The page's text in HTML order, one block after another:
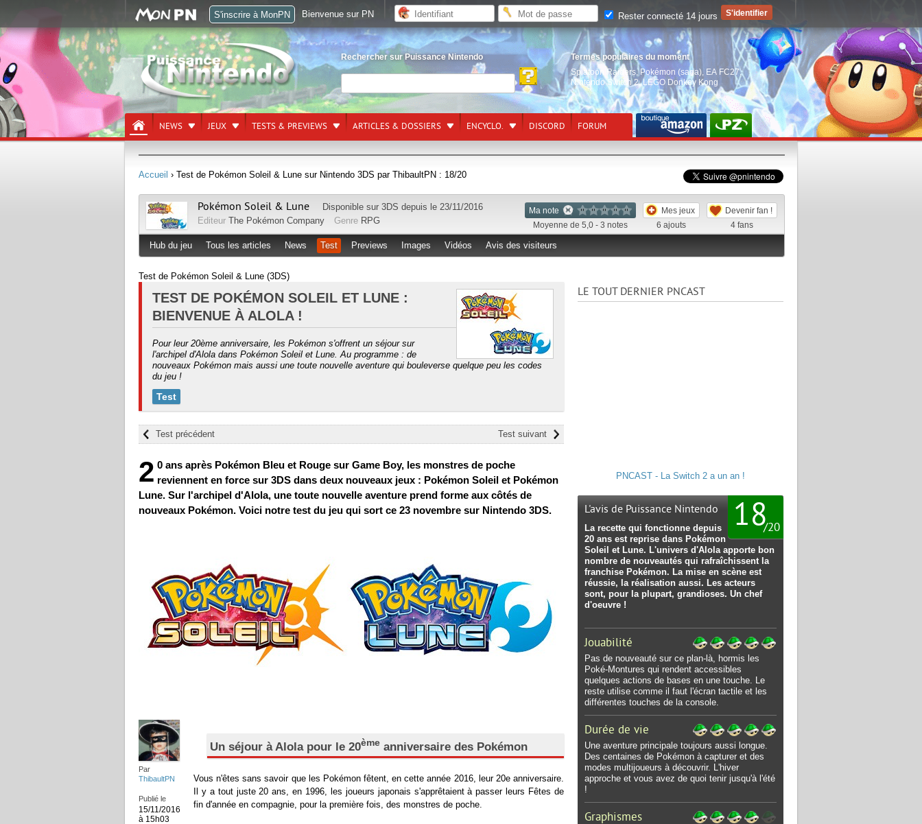
Rechercher sur Puissance Nintendo
Termes populaires du moment
Splatoon Raiders, Pokémon (saga) EA FC27,
Nintendo Switch 2,LEGO Donkey Kong
NEWS JEUX TESTS & PREVIEWS ARTICLES & DOSSIERS ENCYCLO. DISCORD FORUM
Accueil › Test de Pokémon Soleil & Lune sur Nintendo 3DS par ThibaultPN : 18/20
Ma note
Moyenne de 5,0 - 3 notes
Mes jeux
6 ajouts
Devenir fan !
4 fans
Pokémon Soleil & Lune Disponible sur 3DS depuis le 23/11/2016
Editeur The Pokémon Company Genre RPG
Hub du jeu Tous les articles News Test Previews Images Vidéos Avis des visiteurs
Test de Pokémon Soleil & Lune (3DS)
TEST DE POKÉMON SOLEIL ET LUNE :
BIENVENUE À ALOLA !
Pour leur 20ème anniversaire, les Pokémon s'offrent un séjour sur
l'archipel d'Alola dans Pokémon Soleil et Lune. Au programme : de
nouveaux Pokémon mais aussi une toute nouvelle aventure qui bouleverse quelque peu les codes
du jeu !
Test
Test suivant
Test précédent
2 0 ans après Pokémon Bleu et Rouge sur Game Boy, les monstres de poche
reviennent en force sur 3DS dans deux nouveaux jeux : Pokémon Soleil et Pokémon
Lune. Sur l'archipel d'Alola, une toute nouvelle aventure prend forme aux côtés de
nouveaux Pokémon. Voici notre test du jeu qui sort ce 23 novembre sur Nintendo 3DS.
Par
ThibaultPN
Publié le
15/11/2016
à 15h03
Un séjour à Alola pour le 20ème anniversaire des Pokémon
Vous n'êtes sans savoir que les Pokémon fêtent, en cette année 2016, leur 20e anniversaire.
Il y a tout juste 20 ans, en 1996, les joueurs japonais s'apprêtaient à passer leurs Fêtes de
fin d'année en compagnie, pour la première fois, des monstres de poche.
LE TOUT DERNIER PNCAST
PNCAST - La Switch 2 a un an !
18
/20
L'avis de Puissance Nintendo
La recette qui fonctionne depuis
20 ans est reprise dans Pokémon
Soleil et Lune. L'univers d'Alola apporte bon
nombre de nouveautés qui rafraîchissent la
franchise Pokémon. La mise en scène est
réussie, la réalisation aussi. Les acteurs
sont, pour la plupart, grandioses. Un chef
d'oeuvre !
Jouabilité
Pas de nouveauté sur ce plan-là, hormis les
Poké-Montures qui rendent accessibles
quelques actions de bases en une touche. Le
reste utilise comme il faut l'écran tactile et les
différentes touches de la console.
Durée de vie
Une aventure principale toujours aussi longue.
Des centaines de Pokémon à capturer et des
modes multijoueurs à découvrir. L'hiver
approche et vous avez de quoi tenir jusqu'à l'été
!
Graphismes
S'inscrire à MonPN Bienvenue sur PN Rester connecté 14 jours